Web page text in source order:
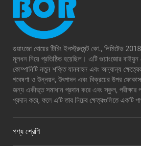
গুয়াংজো বোয়ের টিচিং ইনস্ট্রুমেন্ট কো., লিমিটেড
মূলধন নিয়ে প্রতিষ্ঠিত হয়েছিল। এটি গুয়াংজোর
কোম্পানিটি নতুন শক্তি যানবাহন এবং অন্যান্য
গবেষণা ও উন্নয়ন, উৎপাদন এবং বিক্রয়ের উপর ফোকাস
জন্য একীভূত সমাধান প্রদান করে এবং স্কুল, পরীক্ষার
প্রদান করে, ফলে এটি তার নিচের ক্ষেত্রগুলিতে একটি
পণ্য শ্রেণি